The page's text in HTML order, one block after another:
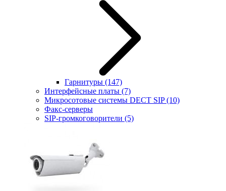
Гарнитуры (147)
Интерфейсные платы (7)
Микросотовые системы DECT SIP(10)
Факс-серверы
SIP-громкоговорители (5)